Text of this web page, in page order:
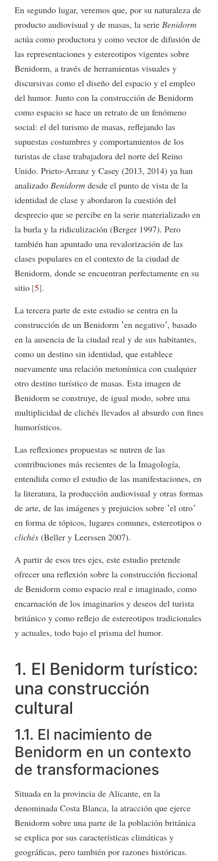
En segundo lugar, veremos que, por su naturaleza de
producto audiovisual y de masas, la serie Benidorm
actúa como productora y como vector de difusión de
las representaciones y estereotipos vigentes sobre
Benidorm, a través de herramientas visuales y
discursivas como el diseño del espacio y el empleo
del humor. Junto con la construcción de Benidorm
como espacio se hace un retrato de un fenómeno
social: el del turismo de masas, reflejando las
supuestas costumbres y comportamientos de los
turistas de clase trabajadora del norte del Reino
Unido. Prieto-Arranz y Casey (2013, 2014) ya han
analizado Benidorm desde el punto de vista de la
identidad de clase y abordaron la cuestión del
desprecio que se percibe en la serie materializado en
la burla y la ridiculización (Berger 1997). Pero
también han apuntado una revalorización de las
clases populares en el contexto de la ciudad de
Benidorm, donde se encuentran perfectamente en su
sitio 5 .
La tercera parte de este estudio se centra en la
construcción de un Benidorm ʽen negativoʼ, basado
en la ausencia de la ciudad real y de sus habitantes,
como un destino sin identidad, que establece
nuevamente una relación metonímica con cualquier
otro destino turístico de masas. Esta imagen de
Benidorm se construye, de igual modo, sobre una
multiplicidad de clichés llevados al absurdo con fines
humorísticos.
Las reflexiones propuestas se nutren de las
contribuciones más recientes de la Imagología,
entendida como el estudio de las manifestaciones, en
la literatura, la producción audiovisual y otras formas
de arte, de las imágenes y prejuicios sobre ʽel otroʼ
en forma de tópicos, lugares comunes, estereotipos o
clichés (Beller y Leerssen 2007).
A partir de esos tres ejes, este estudio pretende
ofrecer una reflexión sobre la construcción ficcional
de Benidorm como espacio real e imaginado, como
encarnación de los imaginarios y deseos del turista
británico y como reflejo de estereotipos tradicionales
y actuales, todo bajo el prisma del humor.
1. El Benidorm turístico:
una construcción
cultural
1.1. El nacimiento de
Benidorm en un contexto
de transformaciones
Situada en la provincia de Alicante, en la
denominada Costa Blanca, la atracción que ejerce
Benidorm sobre una parte de la población británica
se explica por sus características climáticas y
geográficas, pero también por razones históricas.